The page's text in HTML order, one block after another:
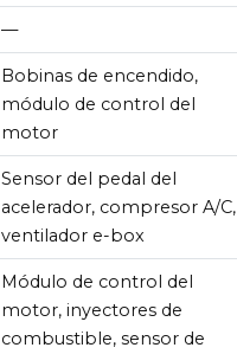
—
Bobinas de encendido,
módulo de control del
motor
Sensor del pedal del
acelerador, compresor A/C,
ventilador e-box
Módulo de control del
motor, inyectores de
combustible, sensor de